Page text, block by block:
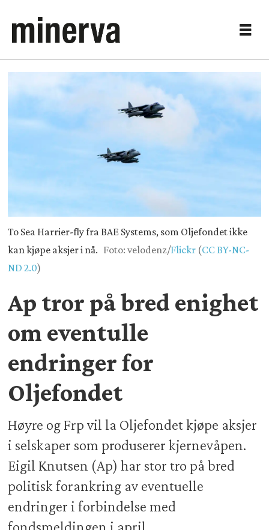
To Sea Harrier-fly fra BAE Systems, som Oljefondet ikke
kan kjøpe aksjer i nå. Foto: velodenz/Flickr (CC BY-NC-
ND 2.0)
Ap tror på bred enighet
om eventulle
endringer for
Oljefondet
Høyre og Frp vil la Oljefondet kjøpe aksjer
i selskaper som produserer kjernevåpen.
Eigil Knutsen (Ap) har stor tro på bred
politisk forankring av eventuelle
endringer i forbindelse med
fondsmeldingen i april.